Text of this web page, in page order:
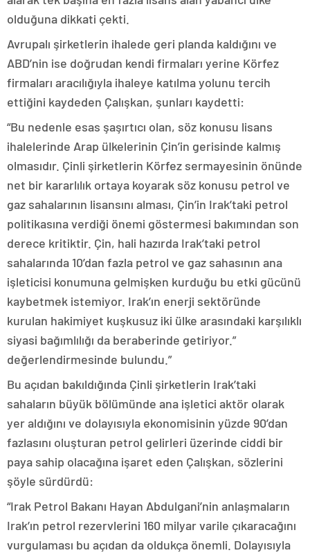
olduğuna dikkati çekti.
Avrupalı şirketlerin ihalede geri planda kaldığını ve
ABD’nin ise doğrudan kendi firmaları yerine Körfez
firmaları aracılığıyla ihaleye katılma yolunu tercih
ettiğini kaydeden Çalışkan, şunları kaydetti:
“Bu nedenle esas şaşırtıcı olan, söz konusu lisans
ihalelerinde Arap ülkelerinin Çin’in gerisinde kalmış
olmasıdır. Çinli şirketlerin Körfez sermayesinin önünde
net bir kararlılık ortaya koyarak söz konusu petrol ve
gaz sahalarının lisansını alması, Çin’in Irak’taki petrol
politikasına verdiği önemi göstermesi bakımından son
derece kritiktir. Çin, hali hazırda Irak’taki petrol
sahalarında 10’dan fazla petrol ve gaz sahasının ana
işleticisi konumuna gelmişken kurduğu bu etki gücünü
kaybetmek istemiyor. Irak’ın enerji sektöründe
kurulan hakimiyet kuşkusuz iki ülke arasındaki karşılıklı
siyasi bağımlılığı da beraberinde getiriyor.”
değerlendirmesinde bulundu.”
Bu açıdan bakıldığında Çinli şirketlerin Irak’taki
sahaların büyük bölümünde ana işletici aktör olarak
yer aldığını ve dolayısıyla ekonomisinin yüzde 90’dan
fazlasını oluşturan petrol gelirleri üzerinde ciddi bir
paya sahip olacağına işaret eden Çalışkan, sözlerini
şöyle sürdürdü:
“Irak Petrol Bakanı Hayan Abdulgani’nin anlaşmaların
Irak’ın petrol rezervlerini 160 milyar varile çıkaracağını
vurgulaması bu açıdan da oldukça önemli. Dolayısıyla